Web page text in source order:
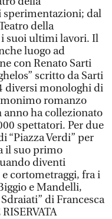
sperimentazioni; dal
della
i suoi ultimi lavori. Il
luogo ad
con Renato Sarti
scritto da Sarti
diversi monologhi di
romanzo
anno ha collezionato
spettatori. Per due
“Piazza Verdi” per
il suo primo
diventi
cortometraggi, fra i
e Mandelli,
di Francesca